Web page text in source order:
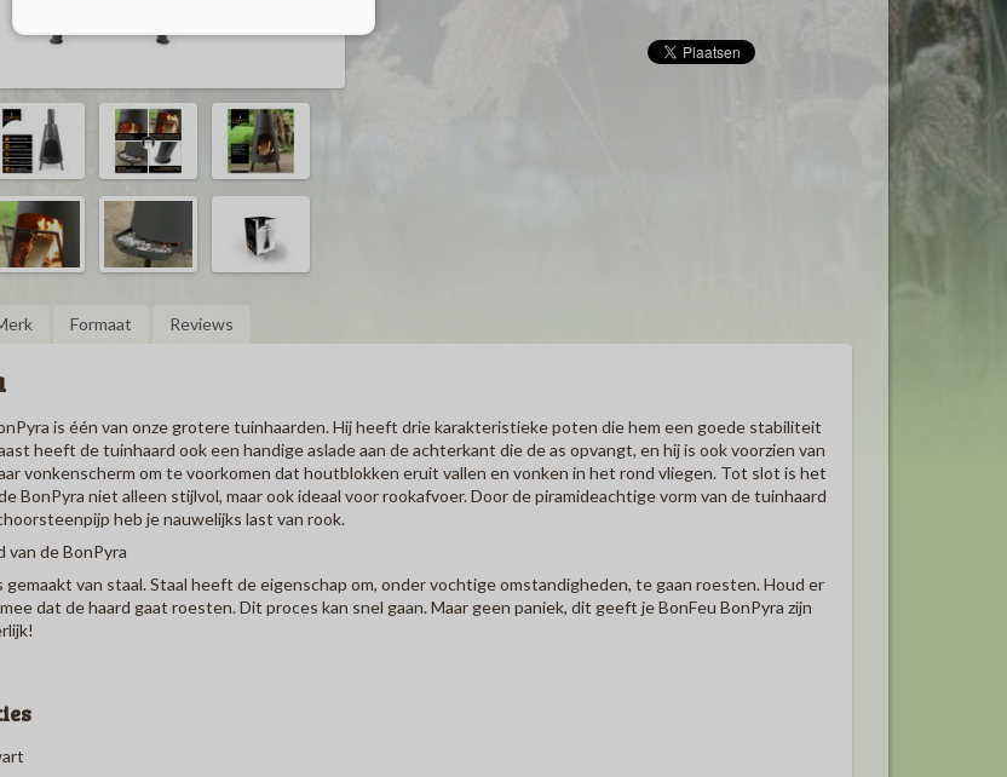
Formaat Reviews
is één van onze grotere tuinhaarden. Hij heeft drie karakteristieke poten die hem een goede stabiliteit
heeft de tuinhaard ook een handige aslade aan de achterkant die de as opvangt, en hij is ook voorzien van
vonkenscherm om te voorkomen dat houtblokken eruit vallen en vonken in het rond vliegen. Tot slot is het
BonPyra niet alleen stijlvol, maar ook ideaal voor rookafvoer. Door de piramideachtige vorm van de tuinhaard
heb je nauwelijks last van rook.
van de BonPyra
gemaakt van staal. Staal heeft de eigenschap om, onder vochtige omstandigheden, te gaan roesten. Houd er
dat de haard gaat roesten. Dit proces kan snel gaan. Maar geen paniek, dit geeft je BonFeu BonPyra zijn